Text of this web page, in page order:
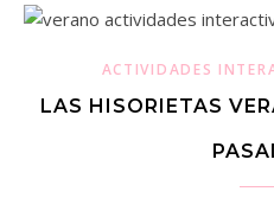
ACTIVIDADES
LAS HISORIETAS